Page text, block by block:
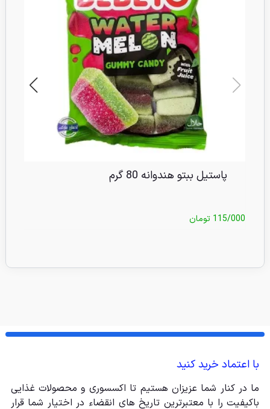
پاستیل ببتو هندوانه 80 گرم
115/000 تومان
با اعتماد خرید کنید
ما در کنار شما عزیزان هستیم تا اکسسوری و محصولات غذایی
باکیفیت را با معتبرترین تاریخ های انقضاء در اختیار شما قرار